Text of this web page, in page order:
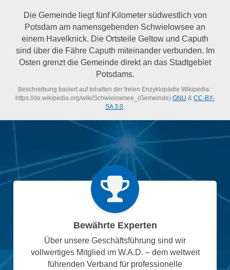
Die Gemeinde liegt fünf Kilometer südwestlich von
Potsdam am namensgebenden Schwielowsee an
einem Havelknick. Die Ortsteile Geltow und Caputh
sind über die Fähre Caputh miteinander verbunden. Im
Osten grenzt die Gemeinde direkt an das Stadtgebiet
Potsdams.
Beschreibung basiert auf Inhalten der freien Enzyklopädie Wikipedia:
https://de.wikipedia.org/wiki/Schwielowsee_(Gemeinde) GNU & CC-BY-
SA 3.0.
Bewährte Experten
Über unsere Geschäftsführung sind wir
vollwertiges Mitglied im W.A.D. – dem weltweit
führenden Verband für professionelle